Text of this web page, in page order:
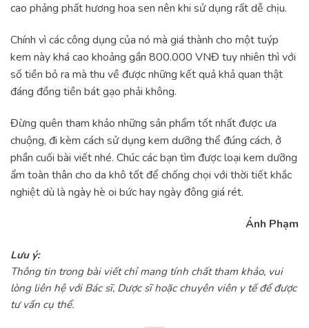
cao phảng phất hương hoa sen nên khi sử dụng rất dễ chịu.
Chính vì các công dụng của nó mà giá thành cho một tuýp
kem này khá cao khoảng gần 800.000 VNĐ tuy nhiên thì với
số tiền bỏ ra mà thu về được những kết quả khả quan thật
đáng đồng tiền bát gạo phải không.
Đừng quên tham khảo những sản phẩm tốt nhất được ưa
chuộng, đi kèm cách sử dụng kem dưỡng thể đúng cách, ở
phần cuối bài viết nhé. Chúc các bạn tìm được loại kem dưỡng
ẩm toàn thân cho da khô tốt để chống chọi với thời tiết khắc
nghiệt dù là ngày hè oi bức hay ngày đông giá rét.
Ánh Phạm
Lưu ý:
Thông tin trong bài viết chỉ mang tính chất tham khảo, vui
lòng liên hệ với Bác sĩ, Dược sĩ hoặc chuyên viên y tế để được
tư vấn cụ thể.